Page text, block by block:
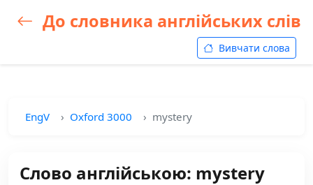
До словника англійських слів
Вивчати слова
EngV Oxford 3000 mystery
Слово англійською: mystery